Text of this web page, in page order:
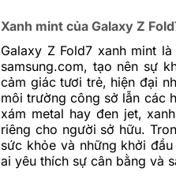
Xanh mint của Galaxy Z
Galaxy Z Fold7 xanh mint
samsung.com, tạo nên sự
cảm giác tươi trẻ, hiện đại
môi trường công sở lẫn các
xám metal hay đen jet,
riêng cho người sở hữu.
sức khỏe và những khởi
ai yêu thích sự cân bằng và